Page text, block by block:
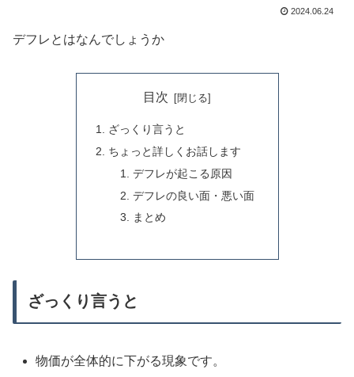
2024.06.24
デフレとはなんでしょうか
目次
ざっくり言うと
ちょっと詳しくお話します
デフレが起こる原因
デフレの良い面・悪い面
まとめ
ざっくり言うと
物価が全体的に下がる現象です。